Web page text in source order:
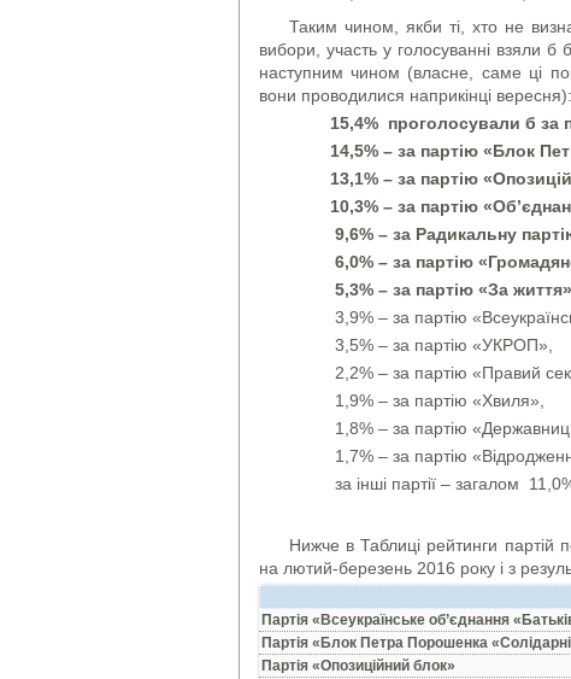
Таким чином, якби ті, хто не
вибори, участь у голосуванні взяли б
наступним чином (власне, саме ці
вони проводилися наприкінці вересня):
15,4% проголосували б за
14,5% – за партію «Блок
13,1% – за партію
10,3% – за партію
9,6% – за Радикальну
6,0% – за партію
5,3% – за партію «За
3,9% – за партію
3,5% – за партію «УКРОП»,
2,2% – за партію «Правий
1,9% – за партію «Хвиля»,
1,8% – за партію
1,7% – за партію
за інші партії – загалом
Нижче в Таблиці рейтинги партій
на лютий-березень 2016 року і з
Партія «Всеукраїнське об’єднання
Партія «Блок Петра Порошенка
Партія «Опозиційний блок»